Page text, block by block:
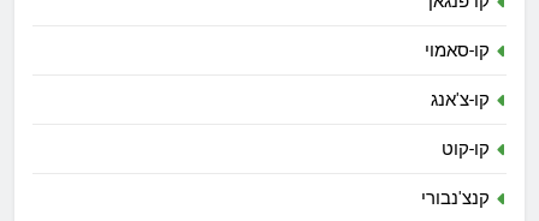
קו-סאמוי
קו-צ'אנג
קו-קוט
קנצ'נבורי